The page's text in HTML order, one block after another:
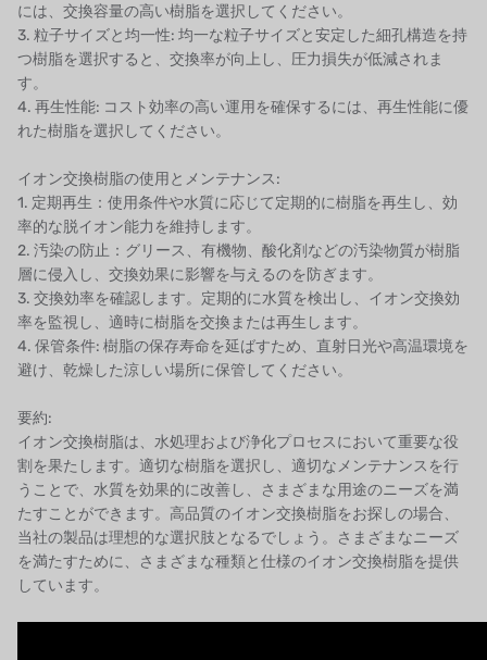
ボスキーニ
NIPPON
WL
矢崎
RUNXIN
には、交換容量の高い樹脂を選択してください。
3. 粒子サイズと均一性: 均一な粒子サイズと安定した細孔構造を持
つ樹脂を選択すると、交換率が向上し、圧力損失が低減されま
す。
4. 再生性能: コスト効率の高い運用を確保するには、再生性能に優
れた樹脂を選択してください。
イオン交換樹脂の使用とメンテナンス:
1. 定期再生：使用条件や水質に応じて定期的に樹脂を再生し、効
率的な脱イオン能力を維持します。
2. 汚染の防止：グリース、有機物、酸化剤などの汚染物質が樹脂
層に侵入し、交換効果に影響を与えるのを防ぎます。
3. 交換効率を確認します。定期的に水質を検出し、イオン交換効
率を監視し、適時に樹脂を交換または再生します。
4. 保管条件: 樹脂の保存寿命を延ばすため、直射日光や高温環境を
避け、乾燥した涼しい場所に保管してください。
要約:
イオン交換樹脂は、水処理および浄化プロセスにおいて重要な役
割を果たします。適切な樹脂を選択し、適切なメンテナンスを行
うことで、水質を効果的に改善し、さまざまな用途のニーズを満
たすことができます。高品質のイオン交換樹脂をお探しの場合、
当社の製品は理想的な選択肢となるでしょう。さまざまなニーズ
を満たすために、さまざまな種類と仕様のイオン交換樹脂を提供
しています。